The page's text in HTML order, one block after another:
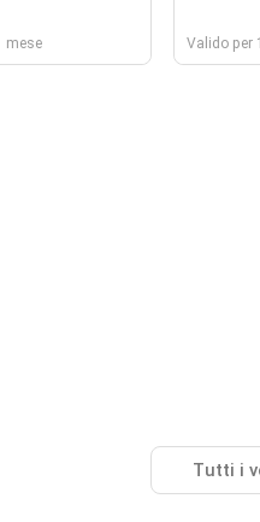
mese Valido per
Tutti i